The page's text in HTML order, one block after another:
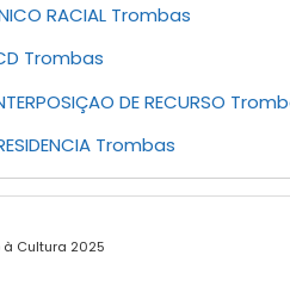
RACIAL Trombas
Trombas
DE RECURSO
Trombas
Cultura 2025